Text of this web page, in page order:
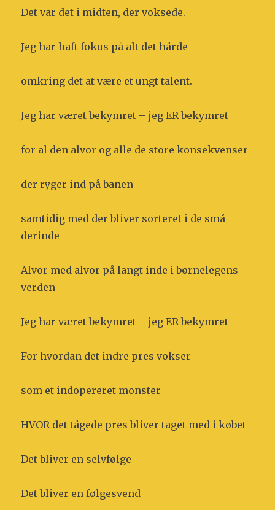
Det var det i midten, der voksede.
Jeg har haft fokus på alt det hårde
omkring det at være et ungt talent.
Jeg har været bekymret – jeg ER bekymret
for al den alvor og alle de store konsekvenser
der ryger ind på banen
samtidig med der bliver sorteret i de små
derinde
Alvor med alvor på langt inde i børnelegens
verden
Jeg har været bekymret – jeg ER bekymret
For hvordan det indre pres vokser
som et indopereret monster
HVOR det tågede pres bliver taget med i købet
Det bliver en selvfølge
Det bliver en følgesvend